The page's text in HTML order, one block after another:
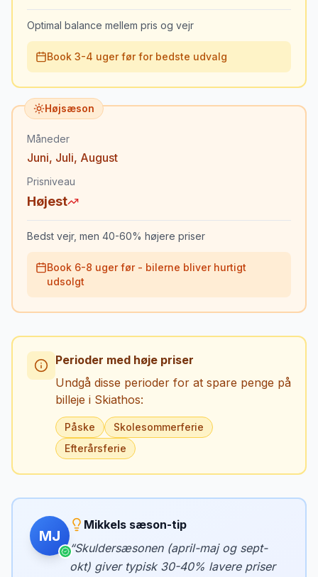
Optimal balance mellem pris og vejr
Book 3-4 uger før for bedste udvalg
Højsæson
Måneder
Juni, Juli, August
Prisniveau
Højest
Bedst vejr, men 40-60% højere priser
Book 6-8 uger før - bilerne bliver hurtigt
udsolgt
Perioder med høje priser
Undgå disse perioder for at spare penge på
billeje i Skiathos:
Påske
Skolesommerferie
Efterårsferie
MJ
Mikkels sæson-tip
“Skuldersæsonen (april-maj og sept-
okt) giver typisk 30-40% lavere priser